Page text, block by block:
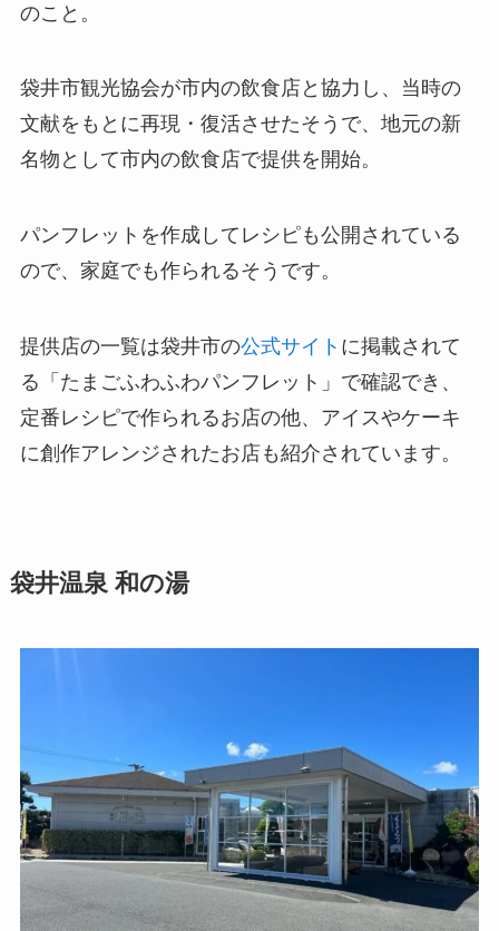
のこと。
袋井市観光協会が市内の飲食店と協力し、当時の
文献をもとに再現・復活させたそうで、地元の新
名物として市内の飲食店で提供を開始。
パンフレットを作成してレシピも公開されている
ので、家庭でも作られるそうです。
提供店の一覧は袋井市の公式サイト に掲載されて
る「たまごふわふわパンフレット」で確認でき、
定番レシピで作られるお店の他、アイスやケーキ
に創作アレンジされたお店も紹介されています。
袋井温泉 和の湯